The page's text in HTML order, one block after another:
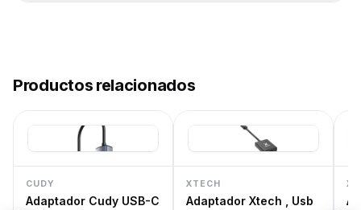
Despacho rápido en 24/48 h hábiles para productos en
12 meses de garantía oficial de fábrica. Gestión de RMA
Cambios y devoluciones según la Ley de Defensa del
Productos relacionados
CUDY
Adaptador Cudy USB-C
XTECH
Adaptador Xtech , Usb